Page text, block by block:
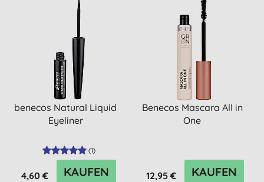
benecos Natural Liquid
Eyeliner
(1)
4,60 € KAUFEN
Benecos Mascara All in
One
12,95 € KAUFEN